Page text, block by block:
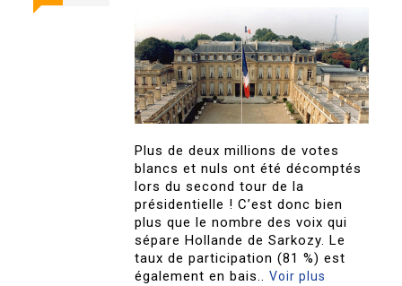
Plus de deux millions de votes
blancs et nuls ont été décomptés
lors du second tour de la
présidentielle ! C’est donc bien
plus que le nombre des voix qui
sépare Hollande de Sarkozy. Le
taux de participation (81 %) est
également en bais..Voir plus